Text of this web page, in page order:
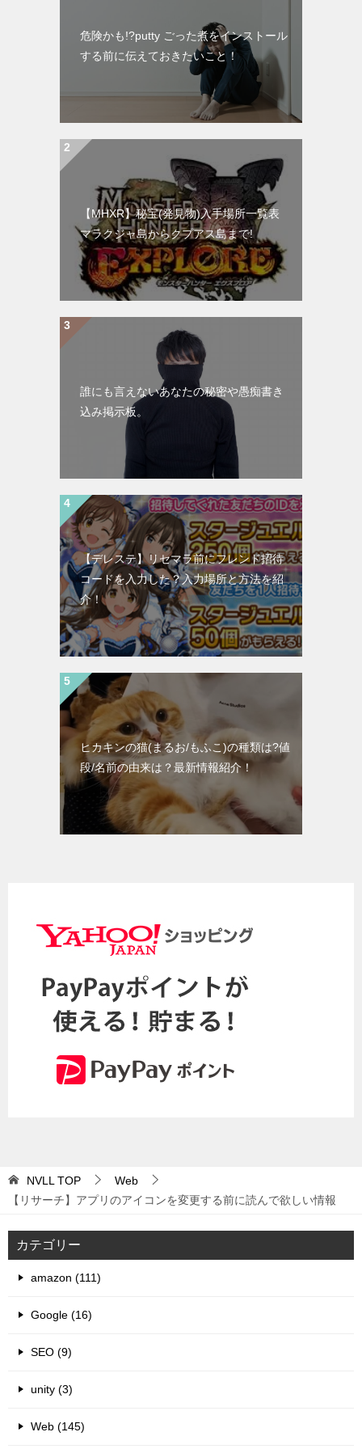
危険かも!?putty ごった煮をインストール
する前に伝えておきたいこと！
【MHXR】秘宝(発見物)入手場所一覧表
マラクジャ島からクプアス島まで!
誰にも言えないあなたの秘密や愚痴書き
込み掲示板。
【デレステ】リセマラ前にフレンド招待
コードを入力した？入力場所と方法を紹
介！
ヒカキンの猫(まるお/もふこ)の種類は?値
段/名前の由来は？最新情報紹介！
NVLLTOP
Web
【リサーチ】アプリのアイコンを変更する前に読んで欲しい情報
カテゴリー
amazon (111)
Google (16)
SEO (9)
unity (3)
Web (145)